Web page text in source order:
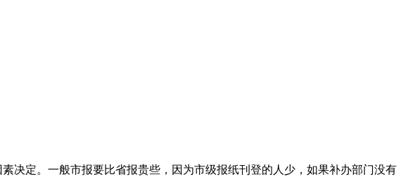
决定。一般市报要比省报贵些，因为市级报纸刊登的人少，如果补办部门没有